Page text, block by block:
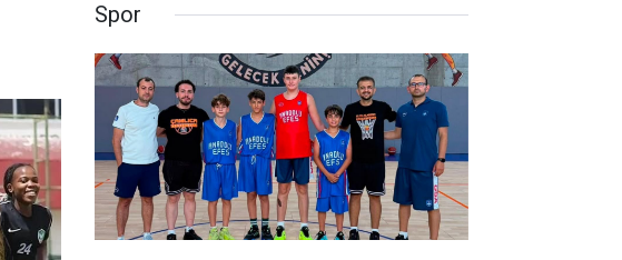
Spor